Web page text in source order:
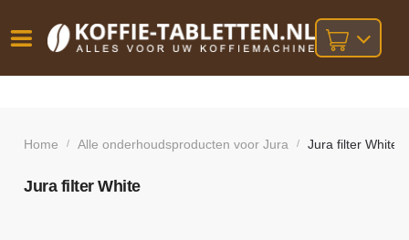
volgende
boven
Home / Alle onderhoudsproducten voor Jura / Jura filter White
Jura filter White